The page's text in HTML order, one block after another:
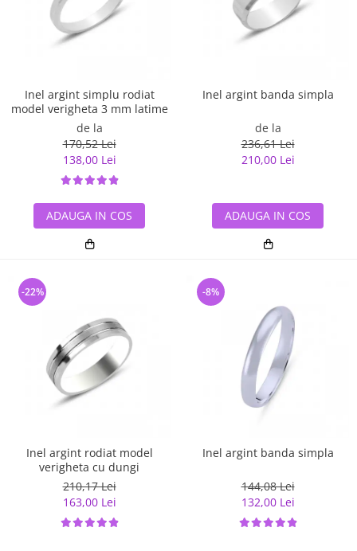
Inel argint simplu rodiat
model verigheta 3 mm latime
de la
170,52 Lei
138,00 Lei
ADAUGA IN COS
Inel argint banda simpla
de la
236,61 Lei
210,00 Lei
ADAUGA IN COS
Inel argint rodiat model
verigheta cu dungi
210,17 Lei
163,00 Lei
-22%
Inel argint banda simpla
144,08 Lei
132,00 Lei
-8%